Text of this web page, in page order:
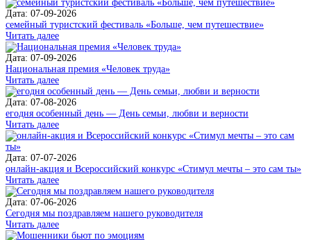
Дата: 07-09-2026
семейный туристский фестиваль «Больше, чем путешествие»
Читать далее
Дата: 07-09-2026
Национальная премия «Человек труда»
Читать далее
Дата: 07-08-2026
егодня особенный день — День семьи, любви и верности
Читать далее
Дата: 07-07-2026
онлайн-акция и Всероссийский конкурс «Стимул мечты – это сам ты»
Читать далее
Дата: 07-06-2026
Сегодня мы поздравляем нашего руководителя
Читать далее